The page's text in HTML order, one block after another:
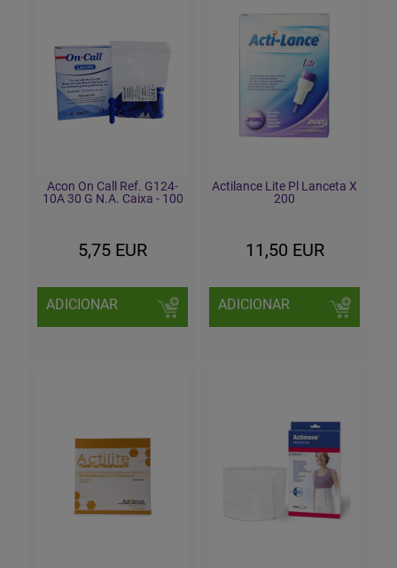
Acon On Call Ref. G124-
10A 30 G N.A. Caixa - 100
5,75 EUR
ADICIONAR
Actilance Lite Pl Lanceta X
200
11,50 EUR
ADICIONAR